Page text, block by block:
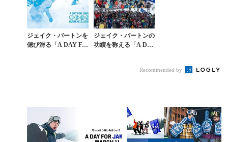
ジェイク・バートンを
偲び滑る「A DAY FO
ジェイク・バートンの
功績を称える「A DA
Recommended by